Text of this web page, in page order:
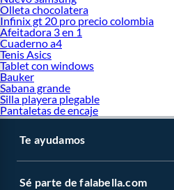
Olleta chocolatera
Infinix gt 20 pro precio colombia
Afeitadora 3 en 1
Cuaderno a4
Tenis Asics
Tablet con windows
Bauker
Sabana grande
Silla playera plegable
Pantaletas de encaje
Te ayudamos
Sé parte de falabella.com